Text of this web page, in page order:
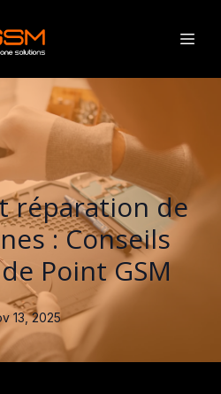
réparation de
: Conseils
Point GSM
13, 2025